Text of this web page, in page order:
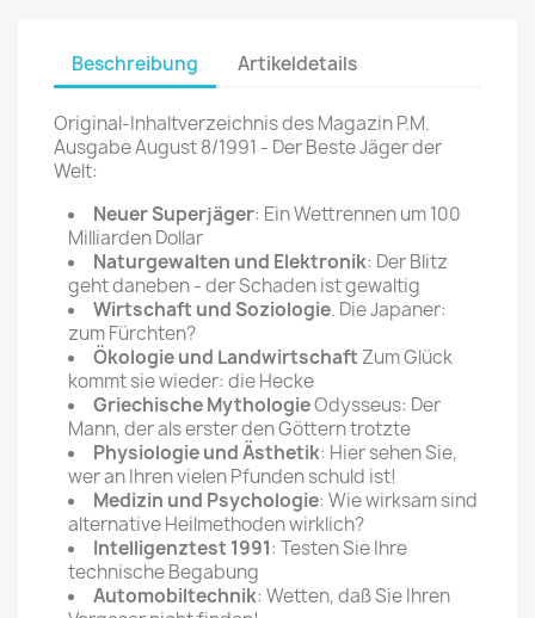
Beschreibung Artikeldetails
Original-Inhaltverzeichnis des Magazin P.M.
Ausgabe August 8/1991 - Der Beste Jäger der
Welt:
Neuer Superjäger: Ein Wettrennen um 100
Milliarden Dollar
Naturgewalten und Elektronik: Der Blitz
geht daneben - der Schaden ist gewaltig
Wirtschaft und Soziologie. Die Japaner:
zum Fürchten?
Ökologie und Landwirtschaft Zum Glück
kommt sie wieder: die Hecke
Griechische MythologieOdysseus: Der
Mann, der als erster den Göttern trotzte
Physiologie und Ästhetik: Hier sehen Sie,
wer an Ihren vielen Pfunden schuld ist!
Medizin und Psychologie: Wie wirksam sind
alternative Heilmethoden wirklich?
Intelligenztest 1991: Testen Sie Ihre
technische Begabung
Automobiltechnik: Wetten, daß Sie Ihren